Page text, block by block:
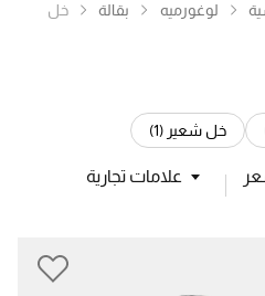
لوغورميه بقالة خل
Refine by الفئة: خل بلسمي (6)خل شعير (1) Refine by الفئة: خل شعير (1)
علامات تجارية